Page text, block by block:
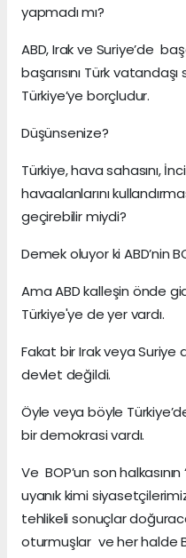
yapmadı mı?
ABD, Irak ve Suriye’de
başarısını Türk
Türkiye’ye borçludur.
Düşünsenize?
Türkiye, hava sahasını,
havaalanlarını
geçirebilir miydi?
Demek oluyor ki ABD’nin
Ama ABD kalleşin önde
Türkiye'ye de yer vardı.
Fakat bir Irak veya
devlet değildi.
Öyle veya böyle
bir demokrasi vardı.
Ve BOP’un son
uyanık kimi
tehlikeli sonuçlar
oturmuşlar ve her halde